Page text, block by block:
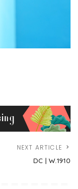
NEXT ARTICLE
DC | W.1910